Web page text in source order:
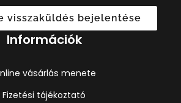
visszaküldés bejelentése
Információk
vásárlás menete
Fizetési tájékoztató